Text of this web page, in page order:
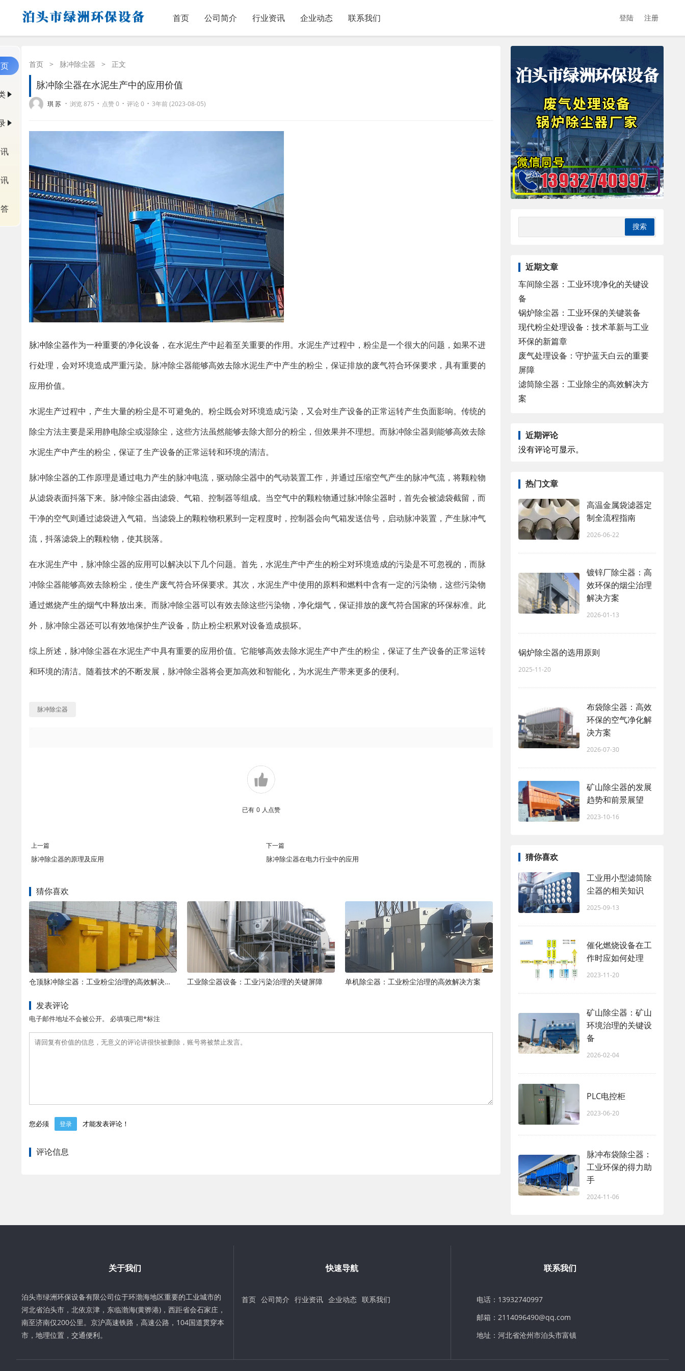
首页 公司简介 行业资讯 企业动态 联系我们 登陆 注册
首页 > 脉冲除尘器 > 正文
脉冲除尘器在水泥生产中的应用价值
琪 苏 · 浏览 875 · 点赞 0 · 评论 0 · 3年前 (2023-08-05)
脉冲除尘器作为一种重要的净化设备，在水泥生产中起着至关重要的作用。水泥生产过程中，粉尘是一个很大的问题，如果不进
行处理，会对环境造成严重污染。脉冲除尘器能够高效去除水泥生产中产生的粉尘，保证排放的废气符合环保要求，具有重要的
应用价值。
水泥生产过程中，产生大量的粉尘是不可避免的。粉尘既会对环境造成污染，又会对生产设备的正常运转产生负面影响。传统的
除尘方法主要是采用静电除尘或湿除尘，这些方法虽然能够去除大部分的粉尘，但效果并不理想。而脉冲除尘器则能够高效去除
水泥生产中产生的粉尘，保证了生产设备的正常运转和环境的清洁。
脉冲除尘器的工作原理是通过电力产生的脉冲电流，驱动除尘器中的气动装置工作，并通过压缩空气产生的脉冲气流，将颗粒物
从滤袋表面抖落下来。脉冲除尘器由滤袋、气箱、控制器等组成。当空气中的颗粒物通过脉冲除尘器时，首先会被滤袋截留，而
干净的空气则通过滤袋进入气箱。当滤袋上的颗粒物积累到一定程度时，控制器会向气箱发送信号，启动脉冲装置，产生脉冲气
流，抖落滤袋上的颗粒物，使其脱落。
在水泥生产中，脉冲除尘器的应用可以解决以下几个问题。首先，水泥生产中产生的粉尘对环境造成的污染是不可忽视的，而脉
冲除尘器能够高效去除粉尘，使生产废气符合环保要求。其次，水泥生产中使用的原料和燃料中含有一定的污染物，这些污染物
通过燃烧产生的烟气中释放出来。而脉冲除尘器可以有效去除这些污染物，净化烟气，保证排放的废气符合国家的环保标准。此
外，脉冲除尘器还可以有效地保护生产设备，防止粉尘积累对设备造成损坏。
综上所述，脉冲除尘器在水泥生产中具有重要的应用价值。它能够高效去除水泥生产中产生的粉尘，保证了生产设备的正常运转
和环境的清洁。随着技术的不断发展，脉冲除尘器将会更加高效和智能化，为水泥生产带来更多的便利。
脉冲除尘器
已有 0 人点赞
上一篇
脉冲除尘器的原理及应用
下一篇
脉冲除尘器在电力行业中的应用
猜你喜欢
仓顶脉冲除尘器：工业粉尘治理的高效解决方案 工业除尘器设备：工业污染治理的关键屏障 单机除尘器：工业粉尘治理的高效解决方案
发表评论
电子邮件地址不会被公开。 必填项已用*标注
您必须 登录 才能发表评论！
评论信息
近期文章
车间除尘器：工业环境净化的关键设
备
锅炉除尘器：工业环保的关键装备
现代粉尘处理设备：技术革新与工业
环保的新篇章
废气处理设备：守护蓝天白云的重要
屏障
滤筒除尘器：工业除尘的高效解决方
案
近期评论
没有评论可显示。
热门文章
高温金属袋滤器定
制全流程指南
2026-06-22
镀锌厂除尘器：高
效环保的烟尘治理
解决方案
2026-01-13
锅炉除尘器的选用原则
2025-11-20
布袋除尘器：高效
环保的空气净化解
决方案
2026-07-30
矿山除尘器的发展
趋势和前景展望
2023-10-16
猜你喜欢
工业用小型滤筒除
尘器的相关知识
2025-09-13
催化燃烧设备在工
作时应如何处理
2023-11-20
矿山除尘器：矿山
环境治理的关键设
备
2026-02-04
PLC电控柜
2023-06-20
脉冲布袋除尘器：
工业环保的得力助
手
2024-11-06
关于我们
泊头市绿洲环保设备有限公司位于环渤海地区重要的工业城市的
河北省泊头市，北依京津，东临渤海(黄骅港)，西距省会石家庄，
南至济南仅200公里。京沪高速铁路，高速公路，104国道贯穿本
市，地理位置，交通便利。
快速导航
首页 公司简介 行业资讯 企业动态 联系我们
联系我们
电话：13932740997
邮箱：2114096490@qq.com
地址：河北省沧州市泊头市富镇